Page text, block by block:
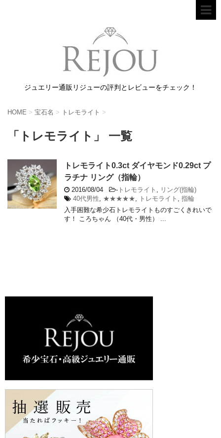
ジュエリー通販リジューの評判とレビューをチェック！
HOME > 宝石名 > トレモライト >
「トレモライト」 一覧
トレモライト0.3ct ダイヤモンド0.29ct プ
ラチナ リング（指輪）
2016/08/04 - トレモライト , リング(指輪)
40代男性, ★★★★★, トレモライト , 指輪
入手困難な希少石トレモライトものすごくきれいで
す！ ころちゃん （40代・男性） ...